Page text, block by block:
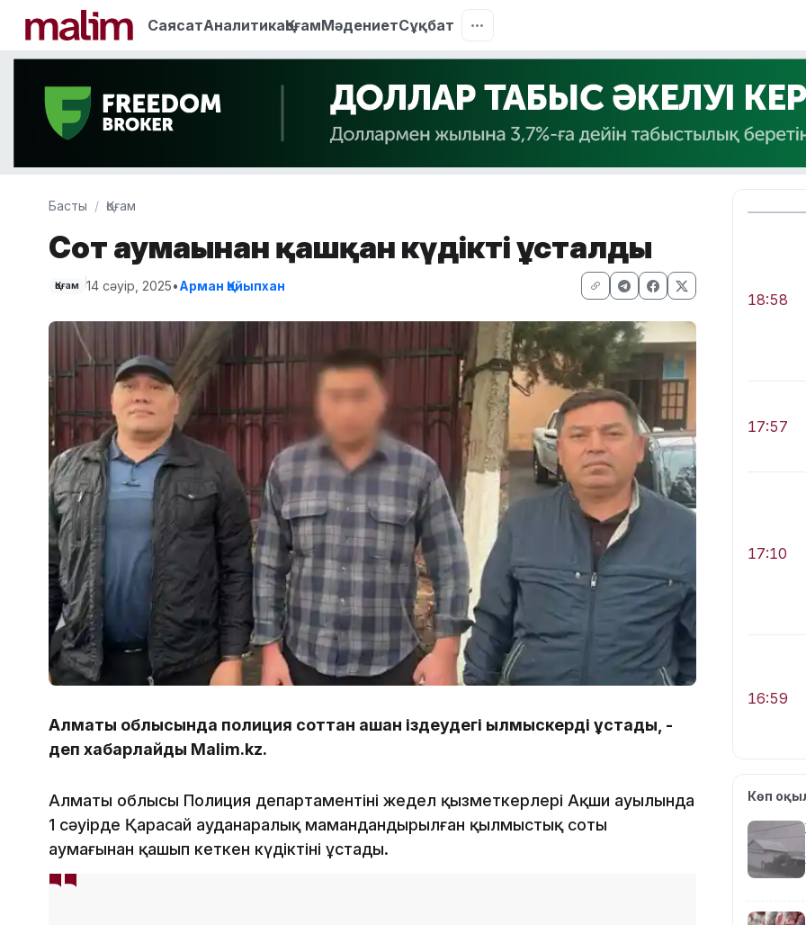
СаясатАналитикаҚоғамМәдениетСұқбат
Басты Қоғам
Сот аумағынан қашқан күдікті ұсталды
Қоғам 14 сәуір, 2025•Арман Қайыпхан
Алматы облысында полиция соттан қашқан іздеудегі қылмыскерді ұстады, -
деп хабарлайды Malim.kz.
Алматы облысы Полиция департаментінің жедел қызметкерлері Ақши ауылында
1 сәуірде Қарасай ауданаралық мамандандырылған қылмыстық соты
аумағынан қашып кеткен күдіктіні ұстады.
18:58
17:57
17:10
16:59
15:55
Көп